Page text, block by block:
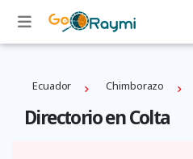
Ecuador Chimborazo
Directorio en Colta